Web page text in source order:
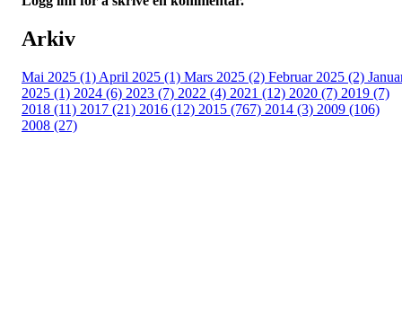
Arkiv
Mai 2025 (1) April 2025 (1) Mars 2025 (2) Februar 2025 (2)
2025 (1) 2024 (6) 2023 (7) 2022 (4) 2021 (12) 2020 (7) 2019 (7)
2018 (11) 2017 (21) 2016 (12) 2015 (767) 2014 (3) 2009 (106)
2008 (27)